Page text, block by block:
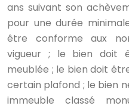
ans suivant son
pour une durée
être conforme aux
vigueur ; le bien doit
meublée ; le bien doit
certain plafond ; le bien
immeuble classé